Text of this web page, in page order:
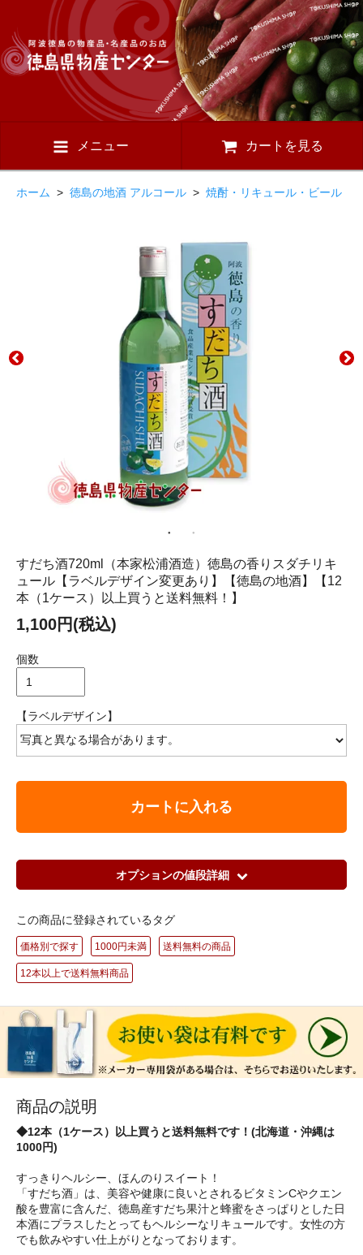
メニュー カートを見る
ホーム > 徳島の地酒 アルコール > 焼酎・リキュール・ビール
すだち酒720ml（本家松浦酒造）徳島の香りスダチリキ
ュール【ラベルデザイン変更あり】【徳島の地酒】【12
本（1ケース）以上買うと送料無料！】
1,100円(税込)
個数
【ラベルデザイン】
カートに入れる
オプションの値段詳細
この商品に登録されているタグ
価格別で探す 1000円未満 送料無料の商品
12本以上で送料無料商品
商品の説明
◆12本（1ケース）以上買うと送料無料です！(北海道・沖縄は
1000円)
すっきりヘルシー、ほんのりスイート！
「すだち酒」は、美容や健康に良いとされるビタミンCやクエン
酸を豊富に含んだ、徳島産すだち果汁と蜂蜜をさっぱりとした日
本酒にプラスしたとってもヘルシーなリキュールです。女性の方
でも飲みやすい仕上がりとなっております。